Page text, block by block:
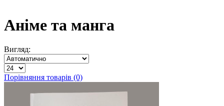
Аніме та манга
Вигляд:
Порівняння товарів (0)